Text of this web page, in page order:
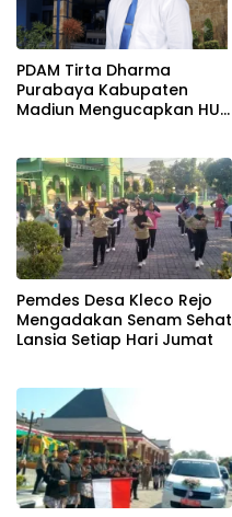
PDAM Tirta Dharma
Purabaya Kabupaten
Madiun Mengucapkan HUT
Pemdes Desa Kleco Rejo
Mengadakan Senam Sehat
Lansia Setiap Hari Jumat